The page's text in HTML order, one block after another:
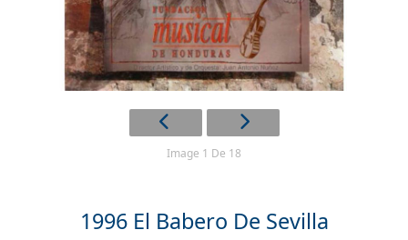
Image 1 De 18
1996 El Babero De Sevilla